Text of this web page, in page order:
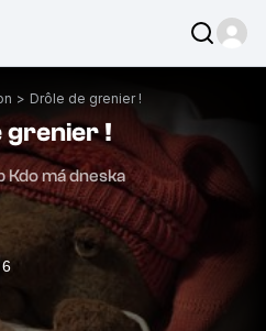
> Drôle de grenier !
grenier !
Kdo má dneska
6